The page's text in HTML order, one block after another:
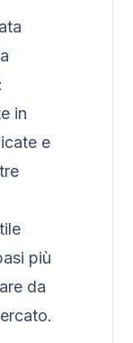
in
e
più
da